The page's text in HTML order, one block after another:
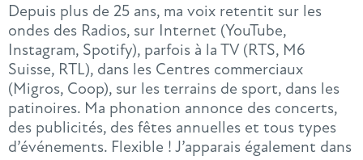
Depuis plus de 25 ans, ma voix retentit sur les
ondes des Radios, sur Internet (YouTube,
Instagram, Spotify), parfois à la TV (RTS, M6
Suisse, RTL), dans les Centres commerciaux
(Migros, Coop), sur les terrains de sport, dans les
patinoires. Ma phonation annonce des concerts,
des publicités, des fêtes annuelles et tous types
d’événements. Flexible ! J’apparais également dans